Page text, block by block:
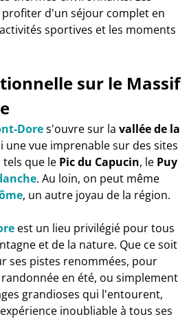
d'un séjour complet en
sportives et les moments
sur le Massif
Dores'ouvre sur la vallée de la
une vue imprenable sur des sites
que le Pic du Capucin, le Puy
. Au loin, on peut même
, un autre joyau de la région.
est un lieu privilégié pour tous
et de la nature. Que ce soit
ses pistes renommées, pour
en été, ou simplement
grandioses qui l'entourent,
inoubliable à tous ses